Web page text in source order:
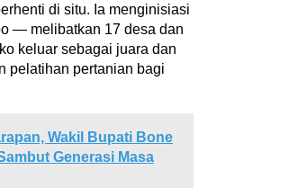
di situ. Ia menginisiasi
— melibatkan 17 desa dan
keluar sebagai juara dan
pelatihan pertanian bagi
Wakil Bupati Bone
Generasi Masa